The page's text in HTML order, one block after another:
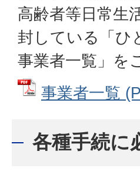
高齢者等日常生
封している「ひ
事業者一覧」を
事業者一覧
各種手続に